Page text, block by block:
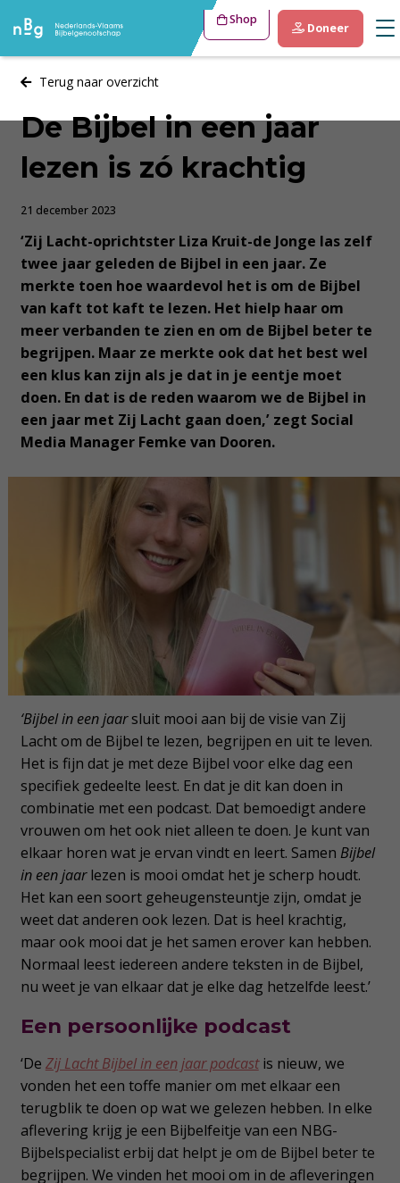
Shop
Doneer
Terug naar overzicht
De Bijbel in een jaar
lezen is zó krachtig
21 december 2023
‘Zij Lacht-oprichtster Liza Kruit-de Jonge las zelf
twee jaar geleden de Bijbel in een jaar. Ze
merkte toen hoe waardevol het is om de Bijbel
van kaft tot kaft te lezen. Het hielp haar om
meer verbanden te zien en om de Bijbel beter te
begrijpen. Maar ze merkte ook dat het best wel
een klus kan zijn als je dat in je eentje moet
doen. En dat is de reden waarom we de Bijbel in
een jaar met Zij Lacht gaan doen,’ zegt Social
Media Manager Femke van Dooren.
‘Bijbel in een jaarsluit mooi aan bij de visie van Zij
Lacht om de Bijbel te lezen, begrijpen en uit te leven.
Het is fijn dat je met deze Bijbel voor elke dag een
specifiek gedeelte leest. En dat je dit kan doen in
combinatie met een podcast. Dat bemoedigt andere
vrouwen om het ook niet alleen te doen. Je kunt van
elkaar horen wat je ervan vindt en leert. Samen Bijbel
in een jaarlezen is mooi omdat het je scherp houdt.
Het kan een soort geheugensteuntje zijn, omdat je
weet dat anderen ook lezen. Dat is heel krachtig,
maar ook mooi dat je het samen erover kan hebben.
Normaal leest iedereen andere teksten in de Bijbel,
nu weet je van elkaar dat je elke dag hetzelfde leest.’
Een persoonlijke podcast
‘De Zij Lacht Bijbel in een jaar podcastis nieuw, we
vonden het een toffe manier om met elkaar een
terugblik te doen op wat we gelezen hebben. In elke
aflevering krijg je een Bijbelfeitje van een NBG-
Bijbelspecialist erbij dat helpt je om de Bijbel beter te
begrijpen. We vinden het mooi om in de afleveringen